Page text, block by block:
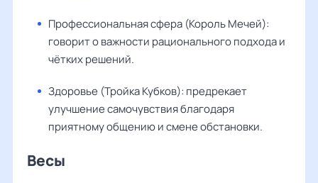
Профессиональная сфера (Король Мечей):
говорит о важности рационального подхода и
чётких решений.
Здоровье (Тройка Кубков): предрекает
улучшение самочувствия благодаря
приятному общению и смене обстановки.
Весы